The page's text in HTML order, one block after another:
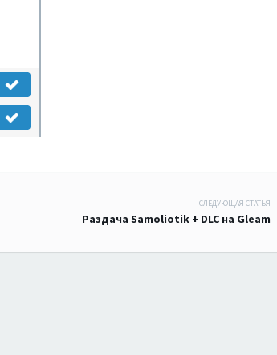
СЛЕДУЮЩАЯ СТАТЬЯ
Раздача Samoliotik + DLC на Gleam